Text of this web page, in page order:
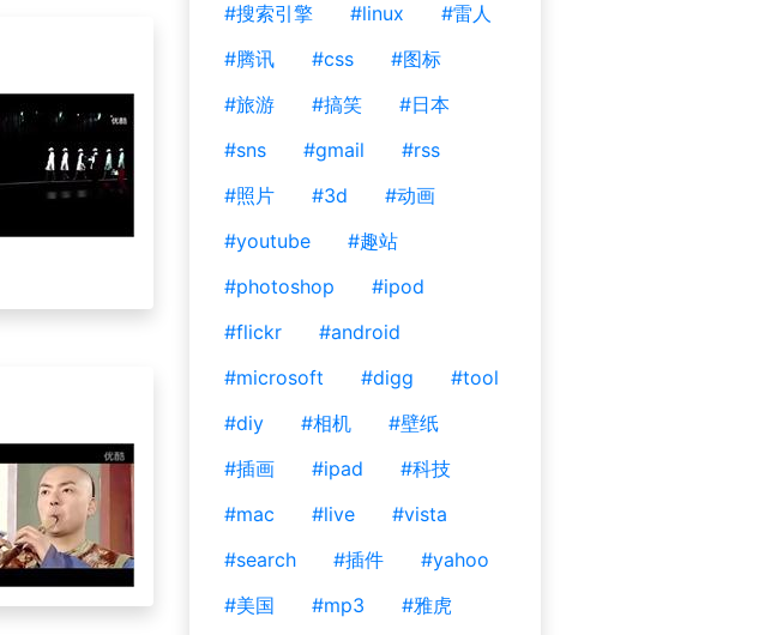
#搜索引擎
#linux
#雷人
#腾讯
#css
#图标
#旅游
#搞笑
#日本
#sns
#gmail
#rss
#照片
#3d
#动画
#youtube
#趣站
#photoshop
#ipod
#flickr
#android
#microsoft
#digg
#tool
#diy
#相机
#壁纸
#插画
#ipad
#科技
#mac
#live
#vista
#search
#插件
#yahoo
#美国
#mp3
#雅虎